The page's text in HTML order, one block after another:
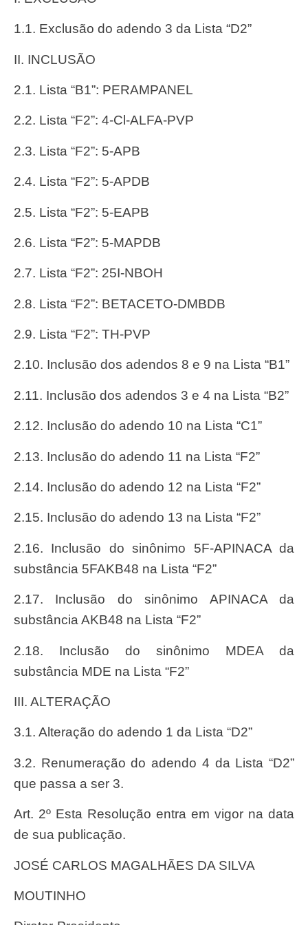
1.1. Exclusão do adendo 3 da Lista “D2”
II. INCLUSÃO
2.1. Lista “B1”: PERAMPANEL
2.2. Lista “F2”: 4-Cl-ALFA-PVP
2.3. Lista “F2”: 5-APB
2.4. Lista “F2”: 5-APDB
2.5. Lista “F2”: 5-EAPB
2.6. Lista “F2”: 5-MAPDB
2.7. Lista “F2”: 25I-NBOH
2.8. Lista “F2”: BETACETO-DMBDB
2.9. Lista “F2”: TH-PVP
2.10. Inclusão dos adendos 8 e 9 na Lista “B1”
2.11. Inclusão dos adendos 3 e 4 na Lista “B2”
2.12. Inclusão do adendo 10 na Lista “C1”
2.13. Inclusão do adendo 11 na Lista “F2”
2.14. Inclusão do adendo 12 na Lista “F2”
2.15. Inclusão do adendo 13 na Lista “F2”
2.16. Inclusão do sinônimo 5F-APINACA da
substância 5FAKB48 na Lista “F2”
2.17. Inclusão do sinônimo APINACA da
substância AKB48 na Lista “F2”
2.18. Inclusão do sinônimo MDEA da
substância MDE na Lista “F2”
III. ALTERAÇÃO
3.1. Alteração do adendo 1 da Lista “D2”
3.2. Renumeração do adendo 4 da Lista “D2”
que passa a ser 3.
Art. 2º Esta Resolução entra em vigor na data
de sua publicação.
JOSÉ CARLOS MAGALHÃES DA SILVA
MOUTINHO